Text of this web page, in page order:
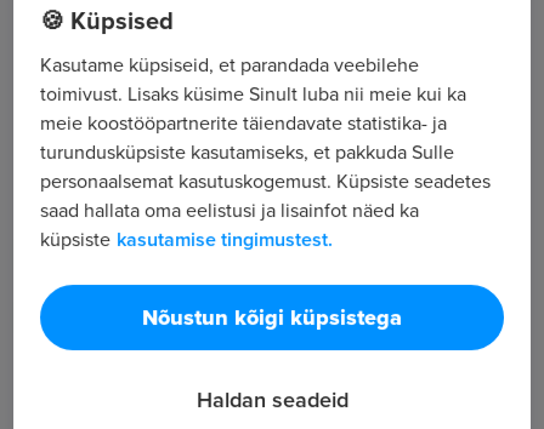
Kõik tööpakkumised
Tööpakkuja tutvustus
38
Vaatamised
🍪 Küpsised
Kasutame küpsiseid, et parandada veebilehe
toimivust. Lisaks küsime Sinult luba nii meie kui ka
meie koostööpartnerite täiendavate statistika- ja
turundusküpsiste kasutamiseks, et pakkuda Sulle
personaalsemat kasutuskogemust. Küpsiste seadetes
saad hallata oma eelistusi ja lisainfot näed ka
küpsiste kasutamise tingimustest.
Nõustun kõigi küpsistega
Haldan seadeid